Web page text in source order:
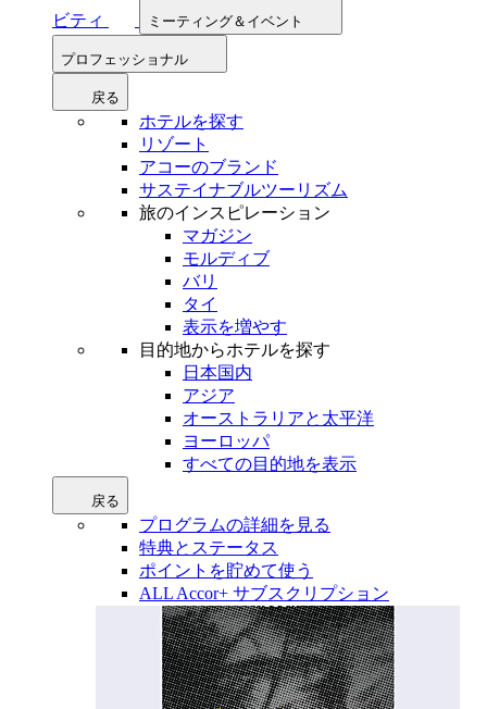
ビティ
ミーティング＆イベント
プロフェッショナル
戻る
ホテルを探す
リゾート
アコーのブランド
サステイナブルツーリズム
旅のインスピレーション
マガジン
モルディブ
バリ
タイ
表示を増やす
目的地からホテルを探す
日本国内
アジア
オーストラリアと太平洋
ヨーロッパ
すべての目的地を表示
戻る
プログラムの詳細を見る
特典とステータス
ポイントを貯めて使う
ALL Accor+ サブスクリプション